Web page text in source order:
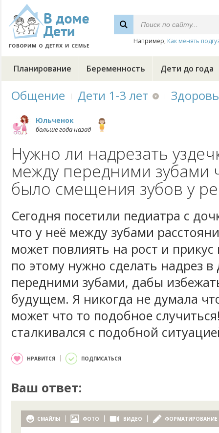
Например, Как менять
Планирование Беременность Дети до года
Общение Дети 1-3 лет
Юльченок
больше года назад
Нужно ли надрезать
между передними зубами
было смещения зубов у
Сегодня посетили педиатра с
что у неё между зубами
может повлиять на рост и
по этому нужно сделать надрез
передними зубами, дабы
будущем. Я никогда не думала
может что то подобное
сталкивался с подобной
НРАВИТСЯ ПОДПИСАТЬСЯ
Ваш ответ:
СМАЙЛЫ ФОТО ВИДЕО ФОРМАТИРОВАНИЕ